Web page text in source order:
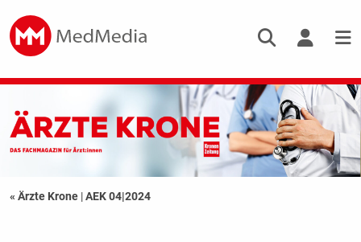
« Ärzte Krone |AEK 04|2024